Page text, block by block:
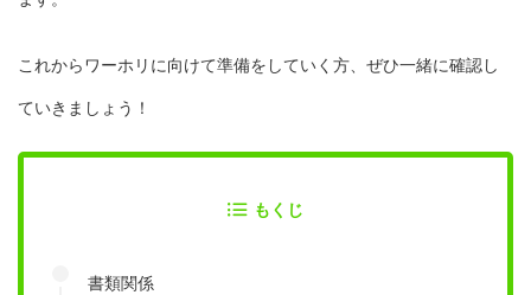
これからワーホリに向けて準備をしていく方、ぜひ一緒に確認し
ていきましょう！
もくじ
書類関係